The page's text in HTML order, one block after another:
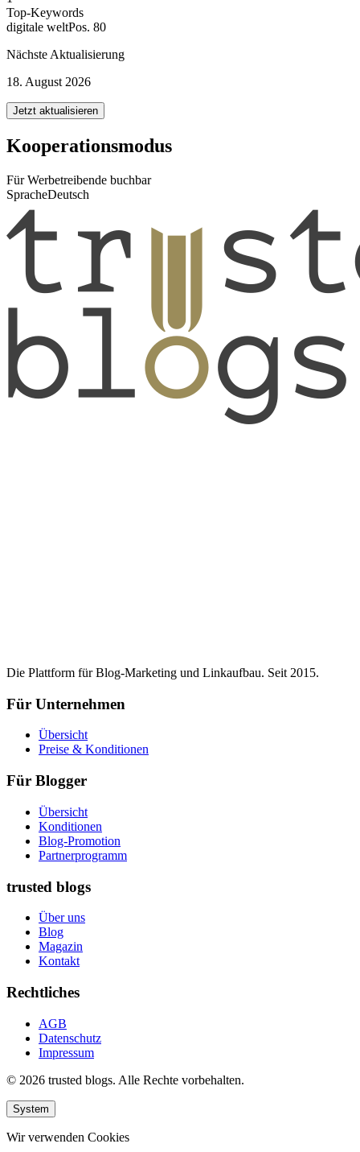
Top-Keywords
digitale weltPos. 80
Nächste Aktualisierung
18. August 2026
Jetzt aktualisieren
Kooperationsmodus
Für Werbetreibende buchbar
SpracheDeutsch
Die Plattform für Blog-Marketing und Linkaufbau. Seit 2015.
Für Unternehmen
Übersicht
Preise & Konditionen
Für Blogger
Übersicht
Konditionen
Blog-Promotion
Partnerprogramm
trusted blogs
Über uns
Blog
Magazin
Kontakt
Rechtliches
AGB
Datenschutz
Impressum
© 2026 trusted blogs. Alle Rechte vorbehalten.
System
Wir verwenden Cookies